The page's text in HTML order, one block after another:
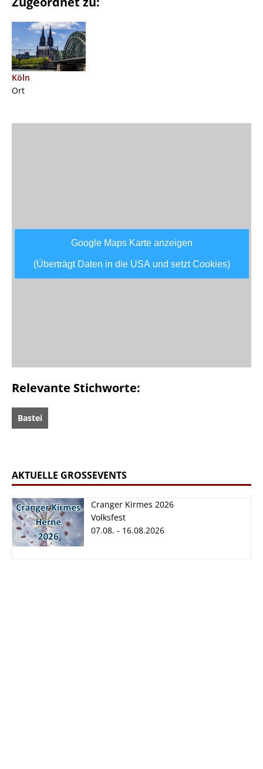
Köln
Ort
Google Maps Karte anzeigen
(Überträgt Daten in die USA und setzt Cookies)
Relevante Stichworte:
Bastei
AKTUELLE GROSSEVENTS
Cranger Kirmes 2026
Volksfest
07.08. - 16.08.2026